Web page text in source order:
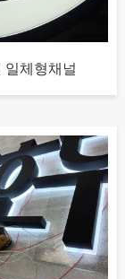
일체형채널